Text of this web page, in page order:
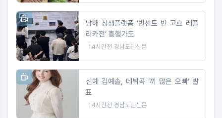
남해 창생플랫폼 ‘빈센트 반 고흐 레플
리카전’ 흥행가도
14시간전 경남도민신문
신예 김예솔, 데뷔곡 ‘끼 많은 오빠’ 발
표
14시간전 경남도민신문